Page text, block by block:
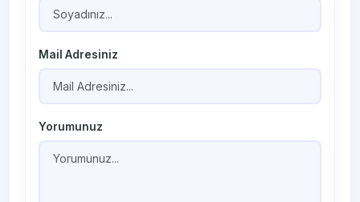
Mail Adresiniz
Yorumunuz